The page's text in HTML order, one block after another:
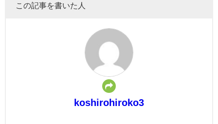
この記事を書いた人
koshirohiroko3